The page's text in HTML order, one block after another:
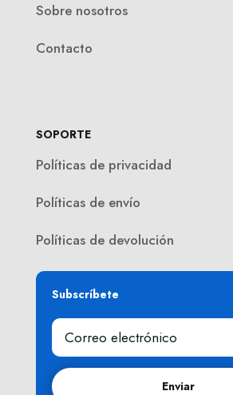
Sobre nosotros
Contacto
SOPORTE
Políticas de privacidad
Políticas de envío
Políticas de devolución
Subscríbete
Enviar